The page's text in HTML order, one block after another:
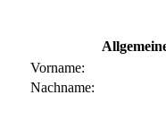
Vorname:
Nachname: